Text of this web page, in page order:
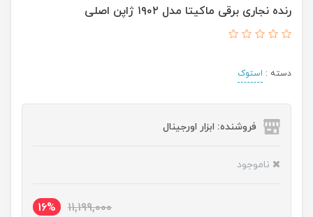
رنده نجاری برقی ماکیتا مدل ۱۹۰۲ ژاپن اصلی
دسته : استوک
فروشنده: ابزار اورجینال
ناموجود
11,199,000
16%